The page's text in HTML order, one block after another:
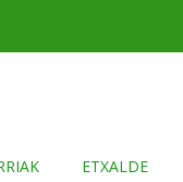
ETXALDE